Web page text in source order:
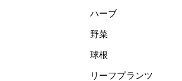
ハーブ
野菜
球根
リーフプランツ